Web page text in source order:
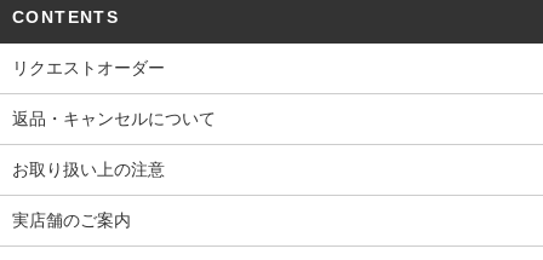
CONTENTS
リクエストオーダー
返品・キャンセルについて
お取り扱い上の注意
実店舗のご案内